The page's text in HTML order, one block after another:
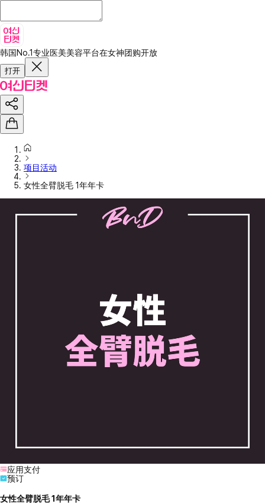
韩国No.1专业医美美容平台在女神团购开放
打开
项目活动
女性全臂脱毛 1年年卡
应用支付
预订
女性全臂脱毛 1年年卡